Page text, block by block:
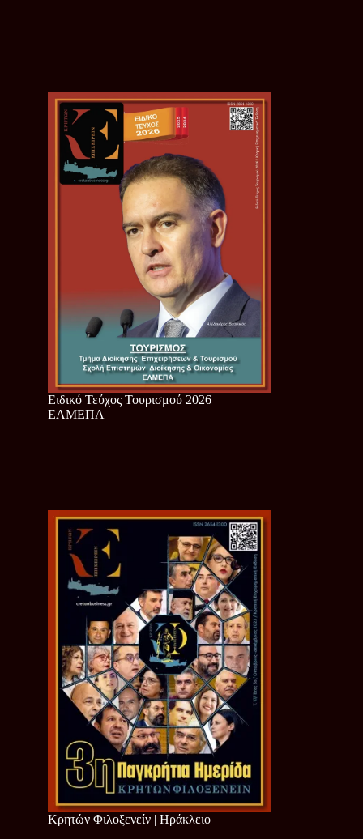
Ειδικό Τεύχος Τουρισμού 2026 |
ΕΛΜΕΠΑ
Κρητών Φιλοξενείν | Ηράκλειο